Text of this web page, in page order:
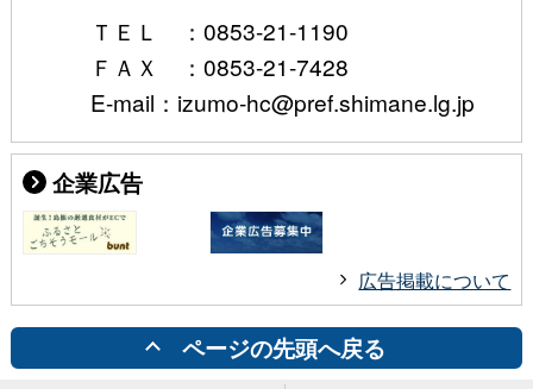
ＴＥＬ ：0853-21-1190
ＦＡＸ ：0853-21-7428
E-mail：izumo-hc@pref.shimane.lg.jp
企業広告
広告掲載について
ページの先頭へ戻る